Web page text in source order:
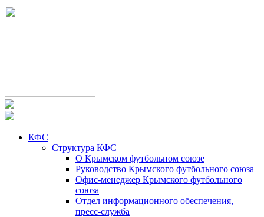
КФС
Структура КФС
О Крымском футбольном союзе
Руководство Крымского футбольного союза
Офис-менеджер Крымского футбольного
союза
Отдел информационного обеспечения,
пресс-служба